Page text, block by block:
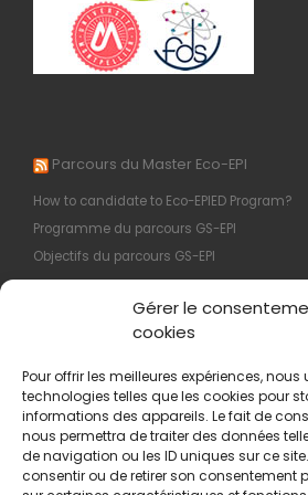
Gérer le
cookies
Pour offrir les meilleures expériences, nous
technologies telles que les cookies pour
informations des appareils. Le fait de
nous permettra de traiter des données
de navigation ou les ID uniques sur ce
consentir ou de retirer son consentement
Parcours du Master Eco-EPI
How to candidate to Eco-EPIED Program?
Programme du parcours GS-EPI
Objectifs du parcours GS-EPI
M1 : Organisation et Programme
Programme du parcours EI-EPI
Informations légales
Politique de confidentialité
Mentions légales